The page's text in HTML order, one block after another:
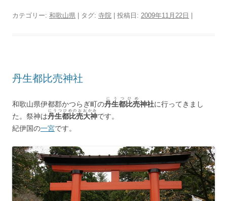
カテゴリー: 和歌山県 | タグ: 寺院 | 投稿日: 2009年11月22日
丹生都比売神社
和歌山県伊都郡かつらぎ町の丹生都比売
にうつひめ
神社に行ってきまし
た。祭神は丹生都比売大神
にうつひめのおおかみ
です。
紀伊国の一宮です。